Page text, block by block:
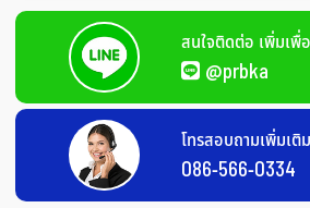
สนใจติดต่อ เพิ่มเพื่
@prbka
โทรสอบถามเพิ่มเติม
086-566-0334